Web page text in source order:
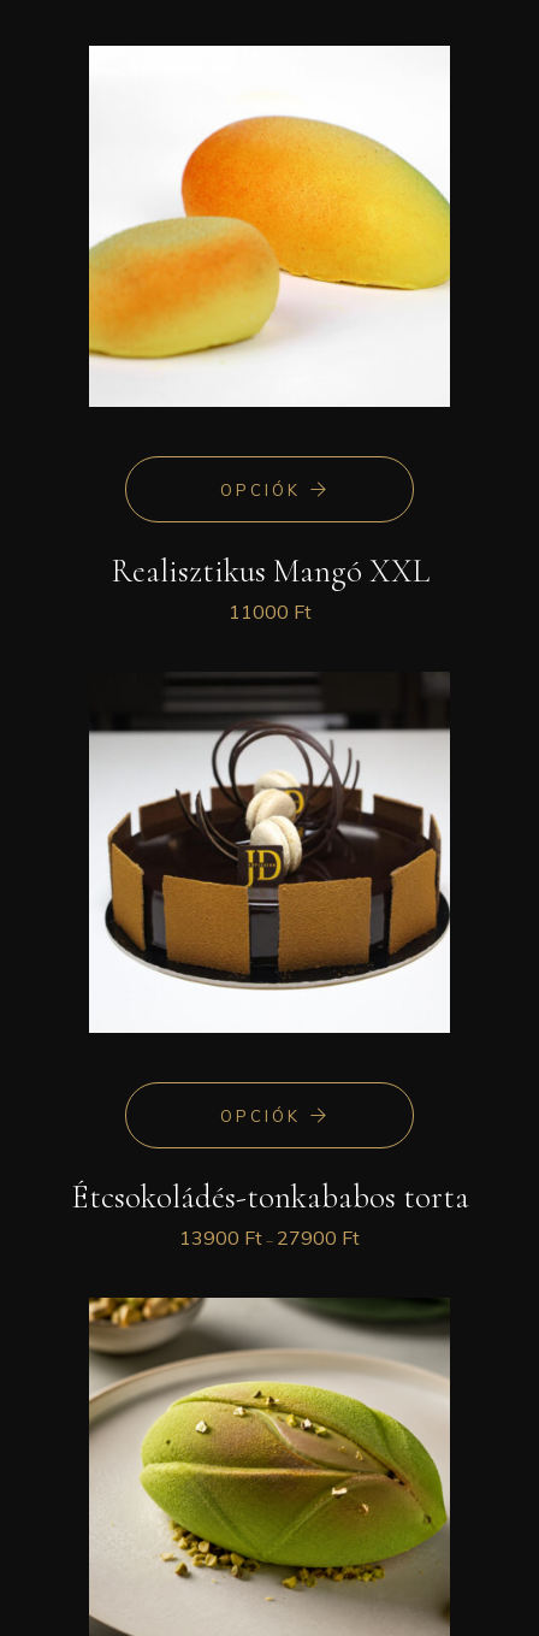
OPCIÓK
Realisztikus Mangó XXL
11000 Ft
OPCIÓK
Étcsokoládés-tonkababos torta
13900 Ft – 27900 Ft